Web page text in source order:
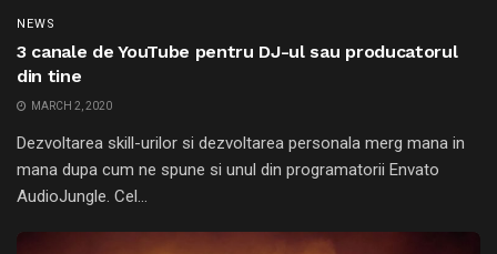
NEWS
3 canale de YouTube pentru DJ-ul sau producatorul
din tine
MARCH 2, 2020
Dezvoltarea skill-urilor si dezvoltarea personala merg mana in
mana dupa cum ne spune si unul din programatorii Envato
AudioJungle. Cel...